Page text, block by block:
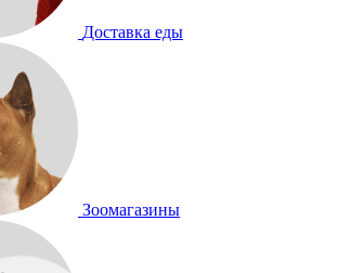
Доставка еды
Зоомагазины